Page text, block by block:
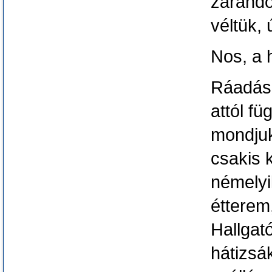
véltük,
Nos, a
attól
csakis